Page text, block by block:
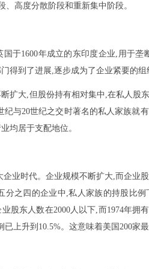
高度分散阶段和重新集中阶段。
于1600年成立的东印度企业,用于垄
得到了进展,逐步成为了企业紧要的组
扩大,但股份持有相对集中,在私人股
与20世纪之交时著名的私人家族就
均居于支配地位。
业时代。企业规模不断扩大,而企业
之四的企业中,私人家族的持股比例
股东人数在2000人以下,而1974年
上升到10.5%。这意味着美国200家